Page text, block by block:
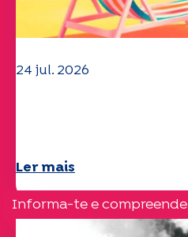
24 jul. 2026
Ler mais
Informa-te e compreende